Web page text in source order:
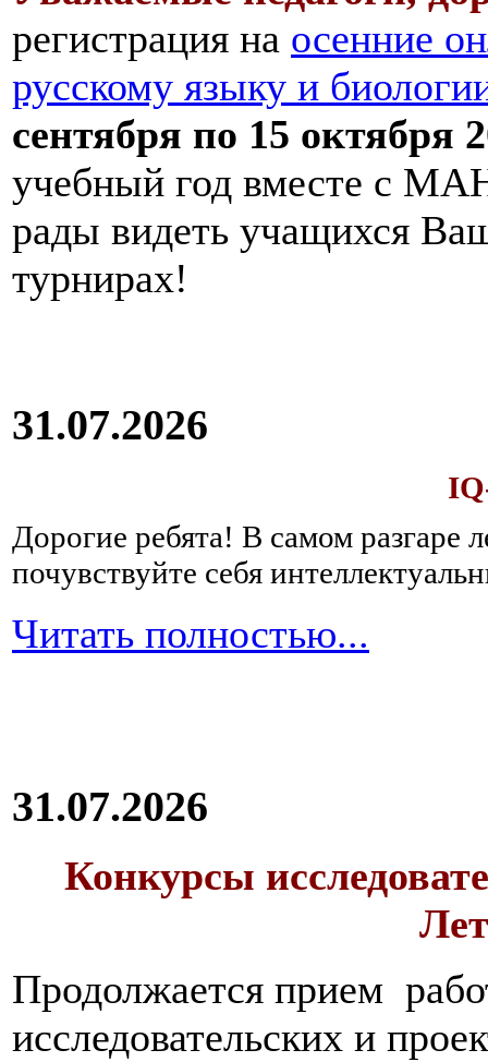
регистрация на осенние
русскому языку и
сентября по 15 октября
учебный год вместе с
рады видеть учащихся
турнирах!
31.07.2026
Дорогие ребята! В самом разгаре
почувствуйте себя
Читать полностью...
31.07.2026
Конкурсы
Продолжается прием
исследовательских и